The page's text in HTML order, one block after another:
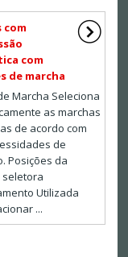
com
com
de marcha
Marcha Seleciona
as marchas
de acordo com
de
Posições da
seletora
Utilizada
...